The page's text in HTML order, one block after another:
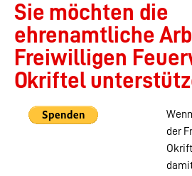
Sie möchten die
ehrenamtliche
Freiwilligen
Okriftel
der